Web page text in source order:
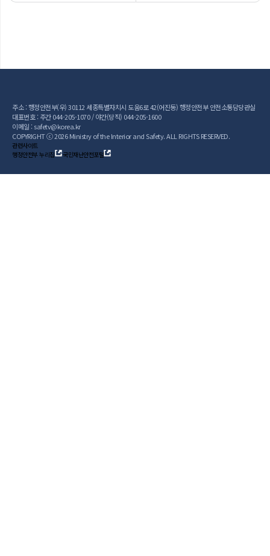
[빨간토마토] 상상극장 l 도끼 든 산신령님이 화가 좀 나신 것 같다 (산불
편)
주소 : 행정안전부(우) 30112 세종특별자치시 도움6로 42(어진동) 행정안전부 안전소통담당관실
대표번호 : 주간 044-205-1070 / 야간(당직) 044-205-1600
이메일 : safetv@korea.kr
COPYRIGHT ⓒ 2026 Ministry of the Interior and Safety. ALL RIGHTS RESERVED.
관련사이트
행정안전부 누리집
국민재난안전포털